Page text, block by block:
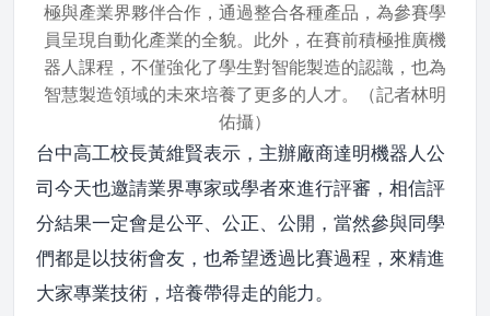
極與產業界夥伴合作，通過整合各種產品，為參賽學
員呈現自動化產業的全貌。此外，在賽前積極推廣機
器人課程，不僅強化了學生對智能製造的認識，也為
智慧製造領域的未來培養了更多的人才。（記者林明
佑攝）
台中高工校長黃維賢表示，主辦廠商達明機器人公
司今天也邀請業界專家或學者來進行評審，相信評
分結果一定會是公平、公正、公開，當然參與同學
們都是以技術會友，也希望透過比賽過程，來精進
大家專業技術，培養帶得走的能力。